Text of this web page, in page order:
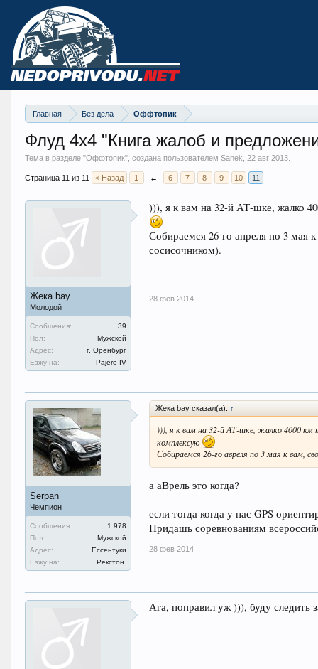
Главная Без дела Оффтопик
Флуд 4х4 "Книга жалоб и
Тема в разделе "Оффтопик", создана пользователем Sanek, 22 авг 2013.
Страница 11 из 11 < Назад 1 ← 6 7 8 9 10 11
Жека bay
Молодой
Сообщения:
39
Пол:
Мужской
Адрес:
г. Оренбург
Езжу на:
Pajero IV
))), я к вам на 32-й АТ-шке, жалко
Собираемся 26-го апреля по 3 мая
сосисочником).
28 фев 2014
Serpan
Чемпион
Сообщения:
1.978
Пол:
Мужской
Адрес:
Ессентуки
Езжу на:
Рекстон.
Жека bay сказал(а): ↑
))), я к вам на 32-й АТ-шке, жалко 4000 км
комплексую
Собираемся 26-го авреля по 3 мая к вам,
а аВрель это когда?
если тогда когда у нас GPS
Придашь соревнованиям
28 фев 2014
Ага, поправил уж ))), буду следить